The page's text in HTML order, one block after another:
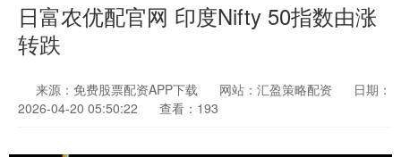
日富农优配官网 印度Nifty 50指数由涨
转跌
来源：免费股票配资APP下载 网站：汇盈策略配资
日期：
2026-04-20 05:50:22
查看：193